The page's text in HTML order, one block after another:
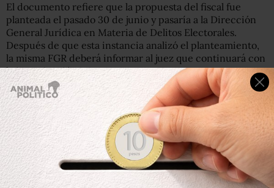
El documento refiere que la propuesta del fiscal fue
planteada el pasado 30 de junio y pasaría a la Dirección
General Jurídica en Materia de Delitos Electorales.
Después de que esta instancia analizó el planteamiento,
la misma FGR deberá informar al juez que continuará con
la investigación.
Lee:Juez federal da ultimátum de 24 horas para
informar sobre indagatoria contra Pío Obrador